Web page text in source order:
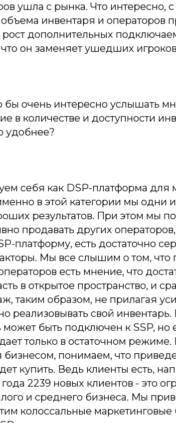
ушла с рынка. Что интересно,
инвентаря и операторов
рост дополнительных
он заменяет ушедших
бы очень интересно услышать
в количестве и доступности
удобнее?
себя как DSP-платформа для
в этой категории мы одни
результатов. При этом мы
продавать других
платформу, есть достаточно
Мы все слышим о том, что
есть мнение, что
в открытое пространство, и
таким образом, не прилагая
реализовывать свой
может быть подключен к SSP, но
только в остаточном
бизнесом, понимаем, что
купить. Ведь клиенты есть,
2239 новых клиентов - это
и среднего бизнеса. Мы
колоссальные